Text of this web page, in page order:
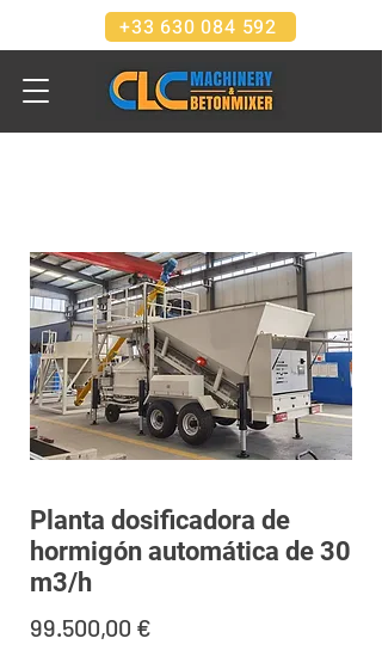
+33 630 084 592
Planta dosificadora de
hormigón automática de 30
m3/h
99.500,00 €